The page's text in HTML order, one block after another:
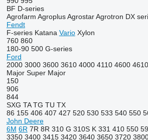
BF D-series
Agrofarm Agroplus Agrostar Agrotron DX
Fendt
F-series Katana Vario Xylon
760 860
180-90 500 G-series
Ford
2000 3000 3600 3610 4000 4110 4600 4610
Major Super Major
150
906
844
SXG TA TG TU TX
86 155 406 407 427 520 530 533 540 550
John Deere
6M 6R 7R 8R 310 G 310S K 331 410 550
3350 3400 3415 3420 3640 3650 3720